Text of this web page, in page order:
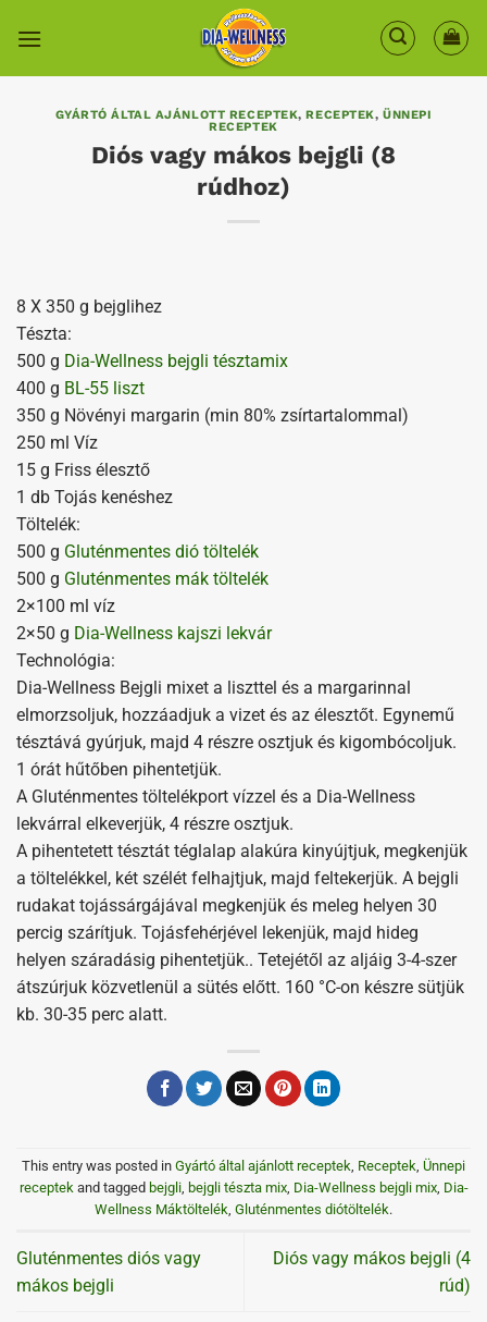
GYÁRTÓ ÁLTAL AJÁNLOTT RECEPTEK,RECEPTEK,ÜNNEPI
RECEPTEK
Diós vagy mákos bejgli (8
rúdhoz)
8 X 350 g bejglihez
Tészta:
500 g Dia-Wellness bejgli tésztamix
400 g BL-55 liszt
350 g Növényi margarin (min 80% zsírtartalommal)
250 ml Víz
15 g Friss élesztő
1 db Tojás kenéshez
Töltelék:
500 g Gluténmentes dió töltelék
500 g Gluténmentes mák töltelék
2×100 ml víz
2×50 g Dia-Wellness kajszi lekvár
Technológia:
Dia-Wellness Bejgli mixet a liszttel és a margarinnal
elmorzsoljuk, hozzáadjuk a vizet és az élesztőt. Egynemű
tésztává gyúrjuk, majd 4 részre osztjuk és kigombócoljuk.
1 órát hűtőben pihentetjük.
A Gluténmentes töltelékport vízzel és a Dia-Wellness
lekvárral elkeverjük, 4 részre osztjuk.
A pihentetett tésztát téglalap alakúra kinyújtjuk, megkenjük
a töltelékkel, két szélét felhajtjuk, majd feltekerjük. A bejgli
rudakat tojássárgájával megkenjük és meleg helyen 30
percig szárítjuk. Tojásfehérjével lekenjük, majd hideg
helyen száradásig pihentetjük.. Tetejétől az aljáig 3-4-szer
átszúrjuk közvetlenül a sütés előtt. 160 °C-on készre sütjük
kb. 30-35 perc alatt.
This entry was posted in Gyártó által ajánlott receptek Receptek Ünnepi
receptek and tagged bejgli, bejgli tészta mix, Dia-Wellness bejgli mix, Dia-
Wellness Máktöltelék Gluténmentes diótöltelék.
Gluténmentes diós vagy
mákos bejgli
Diós vagy mákos bejgli (4
rúd)